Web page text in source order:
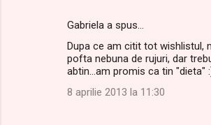
Gabriela a spus…
Dupa ce am citit tot wishlistul,
pofta nebuna de rujuri, dar
abtin...am promis ca tin "dieta"
8 aprilie 2013 la 11:30